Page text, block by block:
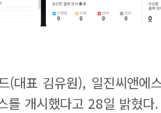
표 김유원), 일진씨앤에
개시했다고 28일 밝혔다.